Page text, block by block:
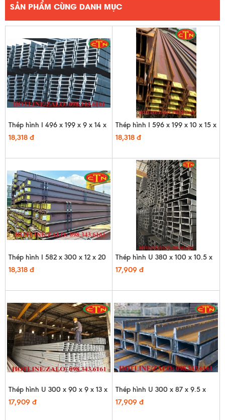
SẢN PHẨM CÙNG DANH MỤC
Thép hình I 496 x 199 x 9 x 14 x
12m
18,318 đ
Thép hình I 596 x 199 x 10 x 15 x
12m
18,318 đ
Thép hình I 582 x 300 x 12 x 20
x 12m
18,318 đ
Thép hình U 380 x 100 x 10.5 x
16 x 12m - HQ
17,909 đ
Thép hình U 300 x 90 x 9 x 13 x
12m - HQ
17,909 đ
Thép hình U 300 x 87 x 9.5 x
12m - HQ
17,909 đ